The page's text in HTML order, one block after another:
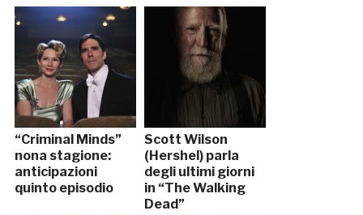
“Criminal Minds”
nona stagione:
anticipazioni
quinto episodio
Scott Wilson
(Hershel) parla
degli ultimi giorni
in “The Walking
Dead”